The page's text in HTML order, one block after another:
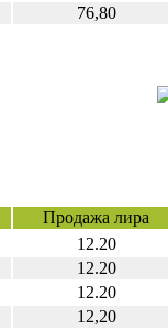
76,80
Продажа лира
12.20
12.20
12.20
12,20